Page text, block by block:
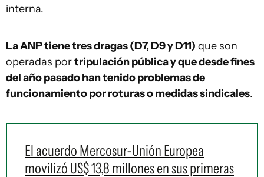
interna.
La ANP tiene tres dragas (D7, D9 y D11) que son
operadas portripulación pública y que desde fines
del año pasado han tenido problemas de
funcionamiento por roturas o medidas sindicales.
El acuerdo Mercosur-Unión Europea
movilizó US$ 13,8 millones en sus primeras